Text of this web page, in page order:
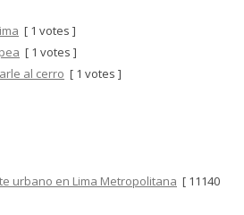
[ 1 votes ]
[ 1 votes ]
al cerro [ 1 votes ]
urbano en Lima Metropolitana [ 11140